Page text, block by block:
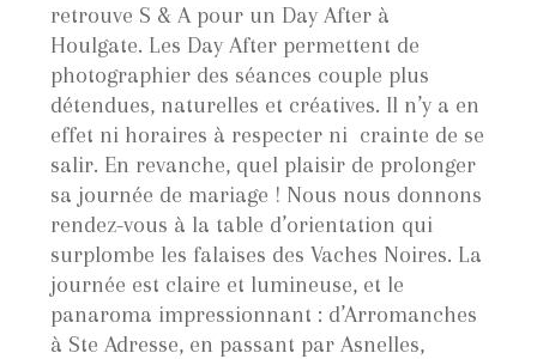
retrouve S & A pour un Day After à
Houlgate. Les Day After permettent de
photographier des séances couple plus
détendues, naturelles et créatives. Il n’y a en
effet ni horaires à respecter ni crainte de se
salir. En revanche, quel plaisir de prolonger
sa journée de mariage ! Nous nous donnons
rendez-vous à la table d’orientation qui
surplombe les falaises des Vaches Noires. La
journée est claire et lumineuse, et le
panaroma impressionnant : d’Arromanches
à Ste Adresse, en passant par Asnelles,